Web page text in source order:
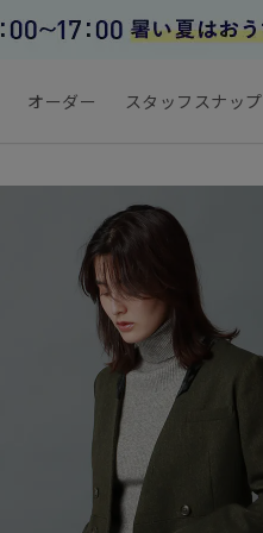
オーダー スタッフスナップ